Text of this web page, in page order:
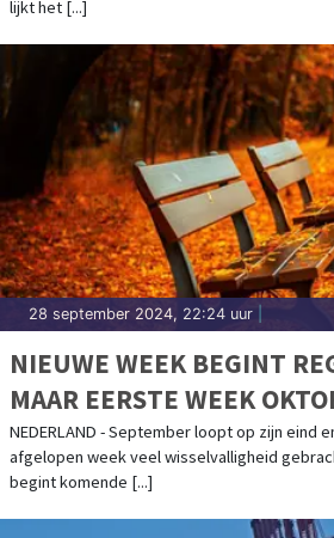
lijkt het [...]
28 september 2024, 22:24 uur
NIEUWE WEEK BEGINT
MAAR EERSTE WEEK
STABIELER WEER
NEDERLAND - September loopt op zijn eind
afgelopen week veel wisselvalligheid
begint komende [...]